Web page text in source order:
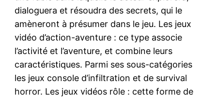
dialoguera et résoudra des secrets, qui le
amèneront à présumer dans le jeu. Les jeux
vidéo d’action-aventure : ce type associe
l’activité et l’aventure, et combine leurs
caractéristiques. Parmi ses sous-catégories
les jeux console d’infiltration et de survival
horror. Les jeux vidéos rôle : cette forme de